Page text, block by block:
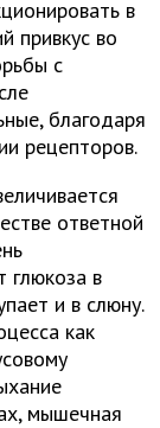
в
привкус во
с
благодаря
рецепторов.
ответной
глюкоза в
и в слюну.
как
мышечная